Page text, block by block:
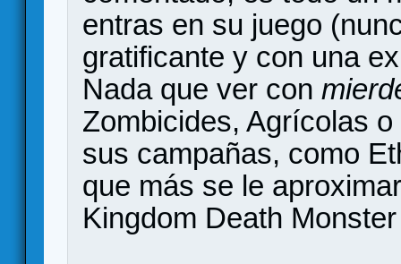
entras en su juego
gratificante y con una
Nada que ver con
Zombicides, Agrícolas
sus campañas, como
que más se le
Kingdom Death Monster